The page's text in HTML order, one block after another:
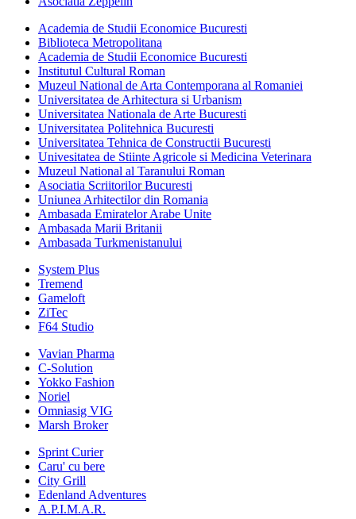
Academia de Studii Economice Bucuresti
Biblioteca Metropolitana
Academia de Studii Economice Bucuresti
Institutul Cultural Roman
Muzeul National de Arta Contemporana al Romaniei
Universitatea de Arhitectura si Urbanism
Universitatea Nationala de Arte Bucuresti
Universitatea Politehnica Bucuresti
Universitatea Tehnica de Constructii Bucuresti
Univesitatea de Stiinte Agricole si Medicina Veterinara
Muzeul National al Taranului Roman
Asociatia Scriitorilor Bucuresti
Uniunea Arhitectilor din Romania
Ambasada Emiratelor Arabe Unite
Ambasada Marii Britanii
Ambasada Turkmenistanului
System Plus
Tremend
Gameloft
ZiTec
F64 Studio
Vavian Pharma
C-Solution
Yokko Fashion
Noriel
Omniasig VIG
Marsh Broker
Sprint Curier
Caru' cu bere
City Grill
Edenland Adventures
A.P.I.M.A.R.